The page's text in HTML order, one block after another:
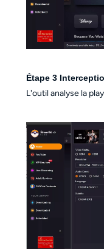
Étape 3
L'outil analyse la